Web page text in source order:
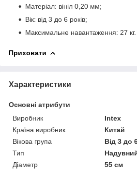
Матеріал: вініл 0,20 мм;
Вік: від 3 до 6 років;
Максимальне навантаження: 27 кг.
Приховати
Характеристики
Основні атрибути
Виробник
Intex
Країна виробник
Китай
Вікова група
Від 3 до
Тип
Діаметр
55 см